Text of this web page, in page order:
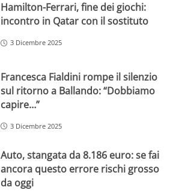
Hamilton-Ferrari, fine dei giochi:
incontro in Qatar con il sostituto
3 Dicembre 2025
Francesca Fialdini rompe il silenzio
sul ritorno a Ballando: “Dobbiamo
capire…”
3 Dicembre 2025
Auto, stangata da 8.186 euro: se fai
ancora questo errore rischi grosso
da oggi